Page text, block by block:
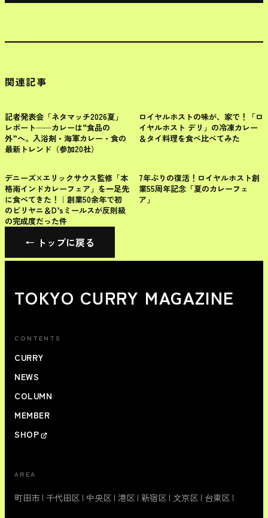
関連記事
イベントレポート
記者発表会「ネタマッチ2026夏」
レポート──カレーは“食品の
外”へ。入浴剤・海軍カレー・食の
最新トレンド（参加20社）
レトルト
ロイヤルホストの味が、家で！「ロ
イヤルホスト デリ」の冷凍カレー
＆タイ料理を食べ比べてみた
チェーン店
デニーズ×エリックサウス監修「本
格南インドカレーフェア」を一足先
に食べてきた！｜創業50余年で初
のビリヤニ＆D’sミールスが反則級
の完成度だった件
チェーン店
7年ぶりの復活！ロイヤルホスト創
業55周年記念「夏のカレーフェ
ア」
← トップに戻る
TOKYO CURRY MAGAZINE
CONTENTS
CURRY
NEWS
COLUMN
MEMBER
SHOP
AREA
町田市 | 千代田区 | 中央区 | 港区 | 新宿区 | 文京区 | 台東区 |